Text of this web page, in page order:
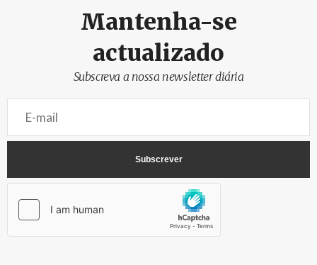
Mantenha-se
actualizado
Subscreva a nossa newsletter diária